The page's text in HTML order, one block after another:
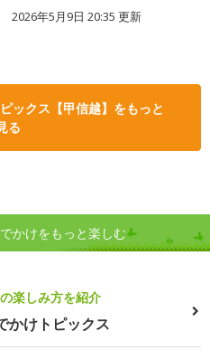
2026年5月9日 20:35 更新
ックス【甲信越】をもっと
る
かけをもっと楽しむ
楽しみ方を紹介
かけトピックス